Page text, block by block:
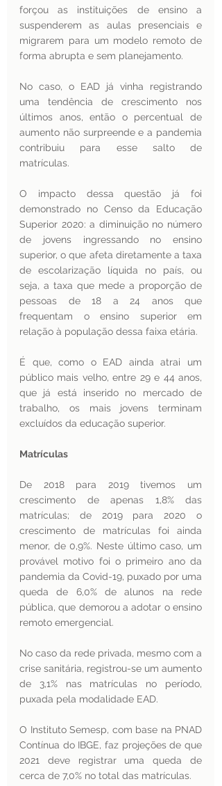
forçou as instituições de ensino a
suspenderem as aulas presenciais e
migrarem para um modelo remoto de
forma abrupta e sem planejamento.
No caso, o EAD já vinha registrando
uma tendência de crescimento nos
últimos anos, então o percentual de
aumento não surpreende e a pandemia
contribuiu para esse salto de
matrículas.
O impacto dessa questão já foi
demonstrado no Censo da Educação
Superior 2020: a diminuição no número
de jovens ingressando no ensino
superior, o que afeta diretamente a taxa
de escolarização líquida no país, ou
seja, a taxa que mede a proporção de
pessoas de 18 a 24 anos que
frequentam o ensino superior em
relação à população dessa faixa etária.
É que, como o EAD ainda atrai um
público mais velho, entre 29 e 44 anos,
que já está inserido no mercado de
trabalho, os mais jovens terminam
excluídos da educação superior.
Matrículas
De 2018 para 2019 tivemos um
crescimento de apenas 1,8% das
matrículas; de 2019 para 2020 o
crescimento de matrículas foi ainda
menor, de 0,9%. Neste último caso, um
provável motivo foi o primeiro ano da
pandemia da Covid-19, puxado por uma
queda de 6,0% de alunos na rede
pública, que demorou a adotar o ensino
remoto emergencial.
No caso da rede privada, mesmo com a
crise sanitária, registrou-se um aumento
de 3,1% nas matrículas no período,
puxada pela modalidade EAD.
O Instituto Semesp, com base na PNAD
Contínua do IBGE, faz projeções de que
2021 deve registrar uma queda de
cerca de 7,0% no total das matrículas.